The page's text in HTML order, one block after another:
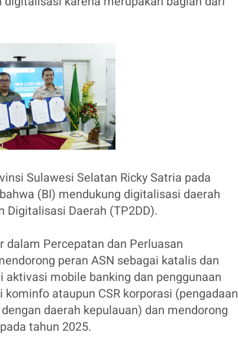
Sulawesi Selatan Ricky Satria pada
(BI) mendukung digitalisasi daerah
Daerah (TP2DD).
dalam Percepatan dan Perluasan
peran ASN sebagai katalis dan
mobile banking dan penggunaan
ataupun CSR korporasi (pengadaan
daerah kepulauan) dan mendorong
tahun 2025.